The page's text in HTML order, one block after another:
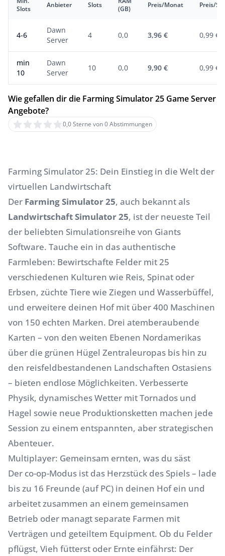
Slots
Anbieter Slots
(GB)
Preis/Monat Preis/
4-6
Dawn
Server
4 0,0 3,96 € 0,99 €
min
10
Dawn
Server
10 0,0 9,90 € 0,99 €
Wie gefallen dir die Farming Simulator 25 Game Server
Angebote?
0,0 Sterne von 0 Abstimmungen
Farming Simulator 25: Dein Einstieg in die Welt der
virtuellen Landwirtschaft
Der Farming Simulator 25, auch bekannt als
Landwirtschaft Simulator 25, ist der neueste Teil
der beliebten Simulationsreihe von Giants
Software. Tauche ein in das authentische
Farmleben: Bewirtschafte Felder mit 25
verschiedenen Kulturen wie Reis, Spinat oder
Erbsen, züchte Tiere wie Ziegen und Wasserbüffel,
und erweitere deinen Hof mit über 400 Maschinen
von 150 echten Marken. Drei atemberaubende
Karten – von den weiten Ebenen Nordamerikas
über die grünen Hügel Zentraleuropas bis hin zu
den reisfeldbestandenen Landschaften Ostasiens
– bieten endlose Möglichkeiten. Verbesserte
Physik, dynamisches Wetter mit Tornados und
Hagel sowie neue Produktionsketten machen jede
Session zu einem entspannten, aber strategischen
Abenteuer.
Multiplayer: Gemeinsam ernten, was du säst
Der co-op-Modus ist das Herzstück des Spiels – lade
bis zu 16 Freunde (auf PC) in deinen Hof ein und
arbeitet zusammen an einem gemeinsamen
Betrieb oder managt separate Farmen mit
Verträgen und geteiltem Equipment. Ob du Felder
pflügst, Vieh fütterst oder Ernte einfährst: Der